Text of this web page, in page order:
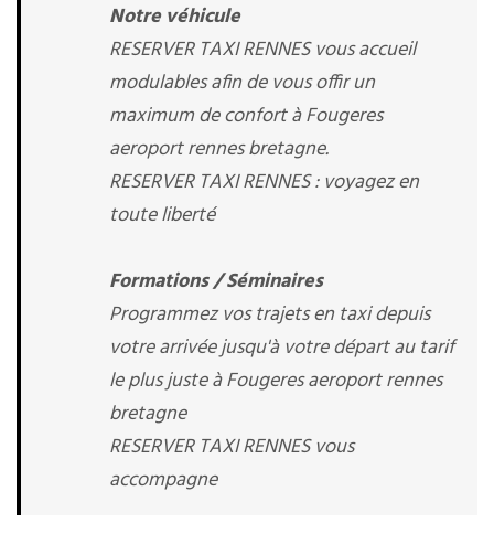
Notre véhicule
RESERVER TAXI RENNES vous accueil
modulables afin de vous offir un
maximum de confort à Fougeres
aeroport rennes bretagne.
RESERVER TAXI RENNES : voyagez en
toute liberté
Formations / Séminaires
Programmez vos trajets en taxi depuis
votre arrivée jusqu'à votre départ au tarif
le plus juste à Fougeres aeroport rennes
bretagne
RESERVER TAXI RENNES vous
accompagne